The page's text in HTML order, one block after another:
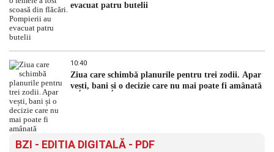
evacuat patru butelii
10:40
Ziua care schimbă planurile pentru trei zodii. Apar
vești, bani și o decizie care nu mai poate fi amânată
BZI - EDITIA DIGITALĂ - PDF